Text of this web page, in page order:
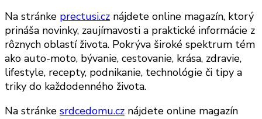
Na stránke prectusi.cz nájdete online magazín, ktorý
prináša novinky, zaujímavosti a praktické informácie z
rôznych oblastí života. Pokrýva široké spektrum tém
ako auto-moto, bývanie, cestovanie, krása, zdravie,
lifestyle, recepty, podnikanie, technológie či tipy a
triky do každodenného života.
Na stránke srdcedomu.cz nájdete online magazín